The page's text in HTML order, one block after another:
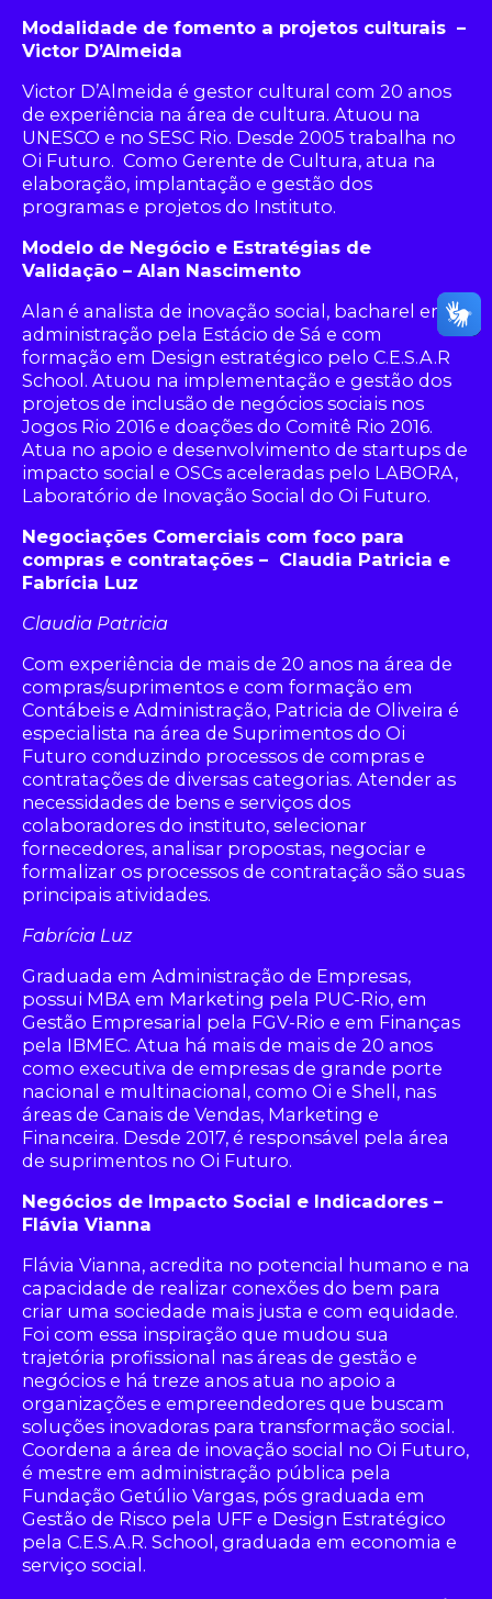
Modalidade de fomento a projetos culturais –
Victor D’Almeida
Victor D’Almeida é gestor cultural com 20 anos
de experiência na área de cultura. Atuou na
UNESCO e no SESC Rio. Desde 2005 trabalha no
Oi Futuro. Como Gerente de Cultura, atua na
elaboração, implantação e gestão dos
programas e projetos do Instituto.
Modelo de Negócio e Estratégias de
Validação – Alan Nascimento
Alan é analista de inovação social, bacharel em
administração pela Estácio de Sá e com
formação em Design estratégico pelo C.E.S.A.R
School. Atuou na implementação e gestão dos
projetos de inclusão de negócios sociais nos
Jogos Rio 2016 e doações do Comitê Rio 2016.
Atua no apoio e desenvolvimento de startups de
impacto social e OSCs aceleradas pelo LABORA,
Laboratório de Inovação Social do Oi Futuro.
Negociações Comerciais com foco para
compras e contratações – Claudia Patricia e
Fabrícia Luz
Claudia Patricia
Com experiência de mais de 20 anos na área de
compras/suprimentos e com formação em
Contábeis e Administração, Patricia de Oliveira é
especialista na área de Suprimentos do Oi
Futuro conduzindo processos de compras e
contratações de diversas categorias. Atender as
necessidades de bens e serviços dos
colaboradores do instituto, selecionar
fornecedores, analisar propostas, negociar e
formalizar os processos de contratação são suas
principais atividades.
Fabrícia Luz
Graduada em Administração de Empresas,
possui MBA em Marketing pela PUC-Rio, em
Gestão Empresarial pela FGV-Rio e em Finanças
pela IBMEC. Atua há mais de mais de 20 anos
como executiva de empresas de grande porte
nacional e multinacional, como Oi e Shell, nas
áreas de Canais de Vendas, Marketing e
Financeira. Desde 2017, é responsável pela área
de suprimentos no Oi Futuro.
Negócios de Impacto Social e Indicadores –
Flávia Vianna
Flávia Vianna, acredita no potencial humano e na
capacidade de realizar conexões do bem para
criar uma sociedade mais justa e com equidade.
Foi com essa inspiração que mudou sua
trajetória profissional nas áreas de gestão e
negócios e há treze anos atua no apoio a
organizações e empreendedores que buscam
soluções inovadoras para transformação social.
Coordena a área de inovação social no Oi Futuro,
é mestre em administração pública pela
Fundação Getúlio Vargas, pós graduada em
Gestão de Risco pela UFF e Design Estratégico
pela C.E.S.A.R. School, graduada em economia e
serviço social.